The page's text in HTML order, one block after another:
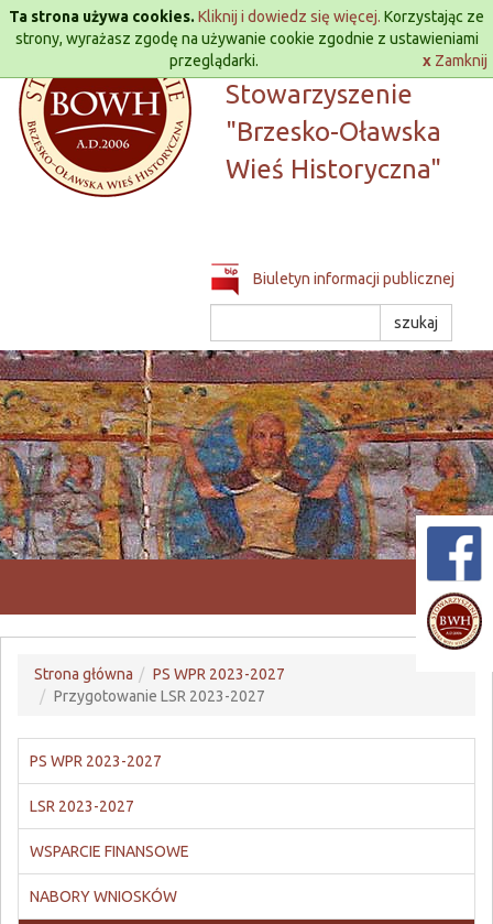
Ta strona używa cookies. Kliknij i dowiedz się więcej. Korzystając ze
strony, wyrażasz zgodę na używanie cookie zgodnie z ustawieniami
przeglądarki.
x Zamknij
Przejdź
Lokalna Grupa Działania
Stowarzyszenie
"Brzesko-Oławska
Wieś Historyczna"
Biuletyn informacji publicznej
Strona główna
PS WPR 2023-2027
Przygotowanie LSR 2023-2027
PS WPR 2023-2027
LSR 2023-2027
WSPARCIE FINANSOWE
NABORY WNIOSKÓW